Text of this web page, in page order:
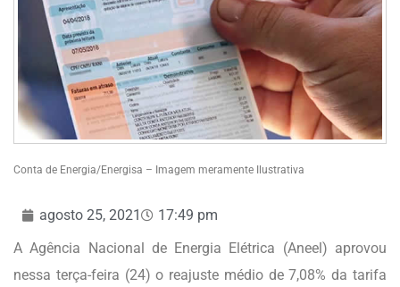
Conta de Energia/Energisa – Imagem meramente Ilustrativa
agosto 25, 2021
17:49 pm
A Agência Nacional de Energia Elétrica (Aneel) aprovou
nessa terça-feira (24) o reajuste médio de 7,08% da tarifa